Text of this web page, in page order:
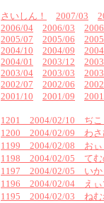
さいしん！ 2007/03
2006/04
2006/03
2005/07
2005/06
2004/10
2004/09
2004/01
2003/12
2003/04
2003/03
2002/07
2002/06
2001/10
2001/09
1201 2004/02/10 ぢこ
1200 2004/02/09 わさ
1199 2004/02/08 おぃ
1198 2004/02/05 てむ
1197 2004/02/05 いか
1196 2004/02/04 えぃ
1195 2004/02/03 ねむ